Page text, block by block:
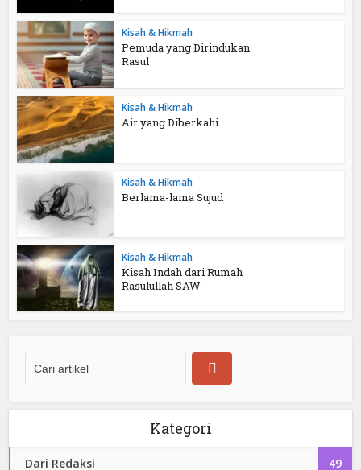
Kisah & Hikmah
Pemuda yang Dirindukan
Rasul
Kisah & Hikmah
Air yang Diberkahi
Kisah & Hikmah
Berlama-lama Sujud
Kisah & Hikmah
Kisah Indah dari Rumah
Rasulullah SAW
Kategori
Dari Redaksi 49